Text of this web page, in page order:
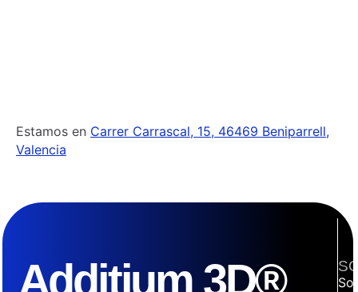
Estamos en Carrer Carrascal, 15, 46469 Beniparrell,
Valencia
Additium 3D®